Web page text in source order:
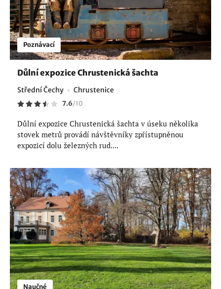
Poznávací
Důlní expozice Chrustenická šachta
Střední Čechy Chrustenice
7.6/10
Důlní expozice Chrustenická šachta v úseku několika
stovek metrů provádí návštěvníky zpřístupněnou
expozicí dolu železných rud....
Naučné